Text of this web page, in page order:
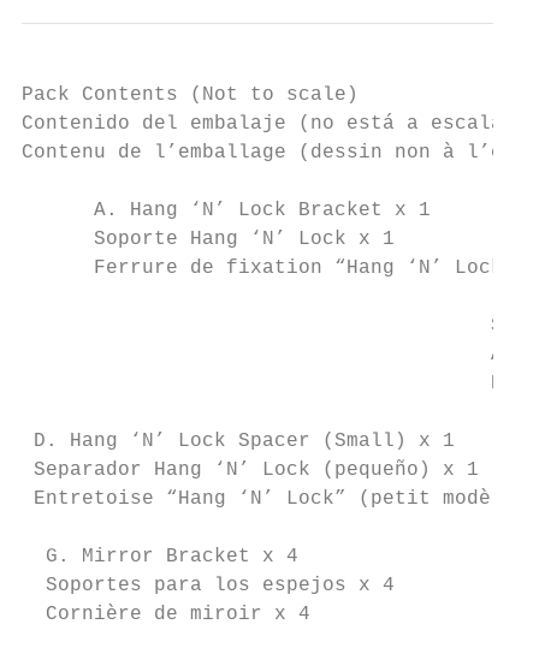
Pack Contents (Not to scale)
Contenido del embalaje (no está a escala)
Contenu de l’emballage (dessin
A. Hang ‘N’ Lock Bracket x 1
Soporte Hang ‘N’ Lock x 1
Ferrure de fixation “Hang ‘N’ Lock”
D. Hang ‘N’ Lock Spacer (Small) x 1
Separador Hang ‘N’ Lock (pequeño) x
Entretoise “Hang ‘N’ Lock” (petit
G. Mirror Bracket x 4
Soportes para los espejos x 4
Cornière de miroir x 4